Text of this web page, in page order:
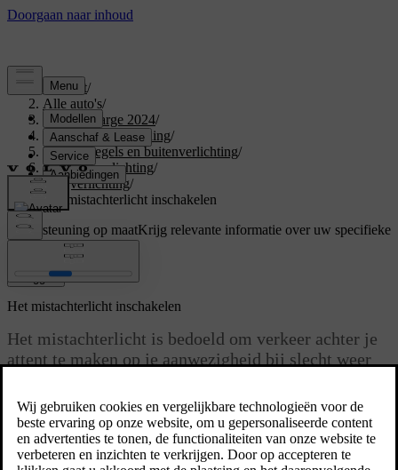
Support/
Alle auto's/
C40 Recharge 2024/
Gebruikershandleiding/
Zicht, spiegels en buitenverlichting/
Exterieurverlichting/
Rijverlichting/
Het mistachterlicht inschakelen
Ondersteuning op maatKrijg relevante informatie over uw specifieke
auto.
Inloggen
Bijgewerkt 04-04-2025
Het mistachterlicht inschakelen
Het mistachterlicht is bedoeld om verkeer achter je
attent te maken op je aanwezigheid bij slecht weer
Je moet het mistachterlicht handmatig inschakelen met de knop op
de linkerstuurhendel.